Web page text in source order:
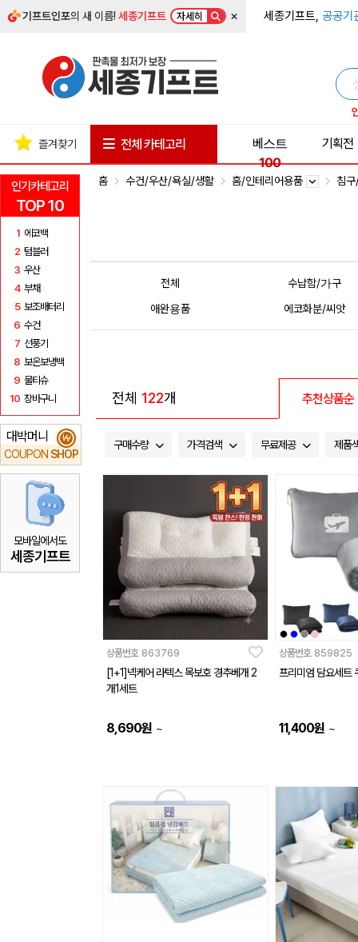
기프트인포의 새 이름!세종기프트 자세히 × 세종기프트, 공공기
인기카테고리
TOP 10
1 에코백
2 텀블러
3 우산
4 부채
5 보조배터리
6 수건
7 선풍기
8 보온보냉백
9 물티슈
10 장바구니
대박머니
COUPON SHOP
₩
모바일에서도
세종기프트
즐겨찾기 전체 카테고리
베스트
100
기획전
홈 수건/우산/욕실/생활 홈/인테리어용품 침
전체
수납함/가구
애완용품
에코화분/씨앗
전체 122개 추천상품순
구매수량 가격검색 무료제공 제품
상품번호 863769
[1+1]넥케어 라텍스 목보호 경추베개 2
개1세트
8,690원 ~
상품번호 859825
프리미엄 담요세트
11,400원 ~